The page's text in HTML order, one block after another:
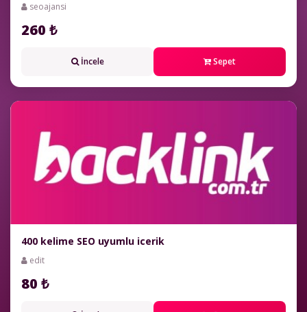
seoajansi
260 ₺
İncele Sepet
400 kelime SEO uyumlu icerik
edit
80 ₺